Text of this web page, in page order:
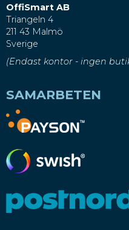
OffiSmart AB
Triangeln 4
211 43 Malmö
Sverige
(Endast kontor - ingen
SAMARBETEN